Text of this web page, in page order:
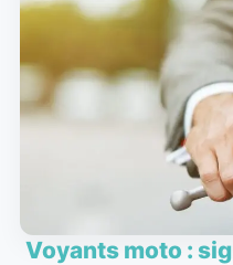
Voyants moto :